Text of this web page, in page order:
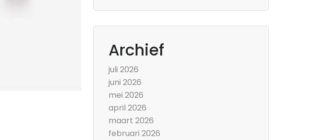
Archief
juli 2026
juni 2026
mei 2026
april 2026
maart 2026
februari 2026